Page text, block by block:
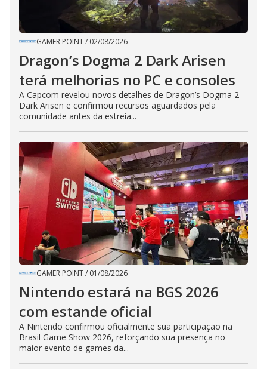
GAMER POINT/ 02/08/2026
Dragon’s Dogma 2 Dark Arisen
terá melhorias no PC e consoles
A Capcom revelou novos detalhes de Dragon’s Dogma 2
Dark Arisen e confirmou recursos aguardados pela
comunidade antes da estreia...
GAMER POINT/ 01/08/2026
Nintendo estará na BGS 2026
com estande oficial
A Nintendo confirmou oficialmente sua participação na
Brasil Game Show 2026, reforçando sua presença no
maior evento de games da...